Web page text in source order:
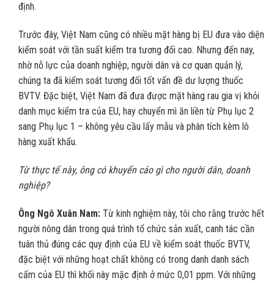
định.
Trước đây, Việt Nam cũng có nhiều mặt hàng bị EU đưa vào diện
kiểm soát với tần suất kiểm tra tương đối cao. Nhưng đến nay,
nhờ nỗ lực của doanh nghiệp, người dân và cơ quan quản lý,
chúng ta đã kiểm soát tương đối tốt vấn đề dư lượng thuốc
BVTV. Đặc biệt, Việt Nam đã đưa được mặt hàng rau gia vị khỏi
danh mục kiểm tra của EU, hay chuyển mì ăn liền từ Phụ lục 2
sang Phụ lục 1 – không yêu cầu lấy mẫu và phân tích kèm lô
hàng xuất khẩu.
Từ thực tế này, ông có khuyến cáo gì cho người dân, doanh
nghiệp?
Ông Ngô Xuân Nam: Từ kinh nghiệm này, tôi cho rằng trước hết
người nông dân trong quá trình tổ chức sản xuất, canh tác cần
tuân thủ đúng các quy định của EU về kiểm soát thuốc BVTV,
đặc biệt với những hoạt chất không có trong danh danh sách
cấm của EU thì khối này mặc định ở mức 0,01 ppm. Với những